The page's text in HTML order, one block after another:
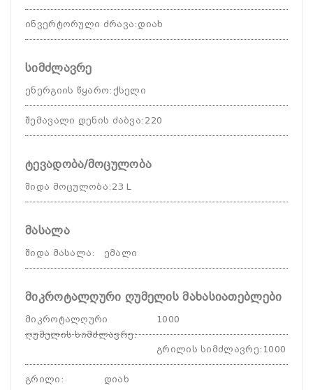
ინვერტორული ძრავა: დიახ
სიმძლავრე
ენერგიის წყარო: ქსელი
შემავალი დენის ძაბვა: 220
ტევადობა/მოცულობა
შიდა მოცულობა: 23 L
მასალა
შიდა მასალა: ემალი
მიკროტალღური ღუმელის მახასიათებლები
მიკროტალღური
ღუმელის სიმძლავრე:
1000
გრილის სიმძლავრე: 1000
გრილი : დიახ